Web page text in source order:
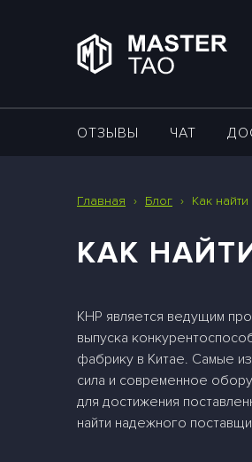
ОТЗЫВЫ ЧАТ
Главная › Блог › Как
КАК
КНР является ведущим
выпуска
фабрику в Китае. Самые
сила и современное
для достижения
найти надежного